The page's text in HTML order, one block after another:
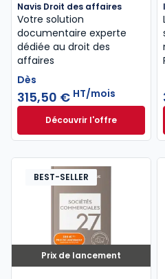
Navis Droit des affaires
Votre solution
documentaire experte
dédiée au droit des
affaires
Dès
315,50 € HT/mois
Découvrir l'offreNavis Droit des
Dès
Prix de lancement
BEST-SELLER